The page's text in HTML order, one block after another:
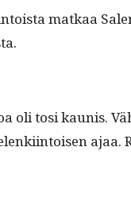
matkaa
oli tosi kau­nis.
ajaa.